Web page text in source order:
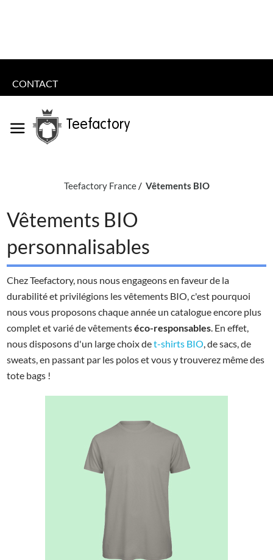
CONTACT
Teefactory
Teefactory France Vêtements BIO
Vêtements BIO
personnalisables
Chez Teefactory, nous nous engageons en faveur de la
durabilité et privilégions les vêtements BIO, c'est pourquoi
nous vous proposons chaque année un catalogue encore plus
complet et varié de vêtementséco-responsables . En effet,
nous disposons d'un large choix det-shirts BIO , de sacs, de
sweats, en passant par les polos et vous y trouverez même des
tote bags !